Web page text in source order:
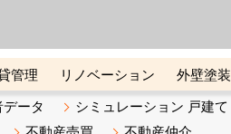
管理 リノベーション 外壁塗装
ンBiz 不動産売却ご相談デスク
ータ
シミュレーション 戸建て